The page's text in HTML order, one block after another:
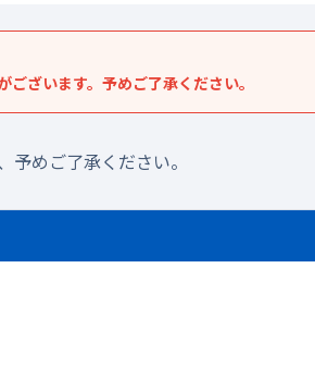
ざいます。予めご了承ください。
めご了承ください。